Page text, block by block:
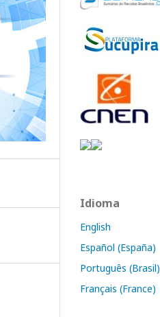
Idioma
English
Español (España)
Português (Brasil)
Français (France)